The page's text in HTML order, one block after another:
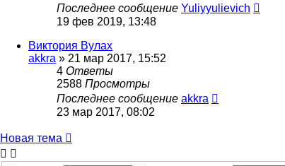
Последнее сообщение Yuliyyulievich
19 фев 2019, 13:48
Виктория Вулах
akkra » 21 мар 2017, 15:52
4 Ответы
2588 Просмотры
Последнее сообщение akkra
23 мар 2017, 08:02
Новая тема